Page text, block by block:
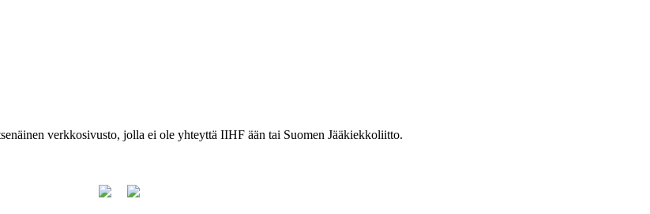
verkkosivusto, jolla ei ole yhteyttä IIHF ään tai Suomen Jääkiekkoliitto.